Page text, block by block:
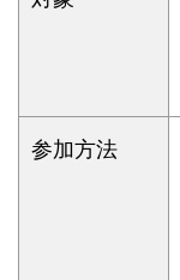
参加方法